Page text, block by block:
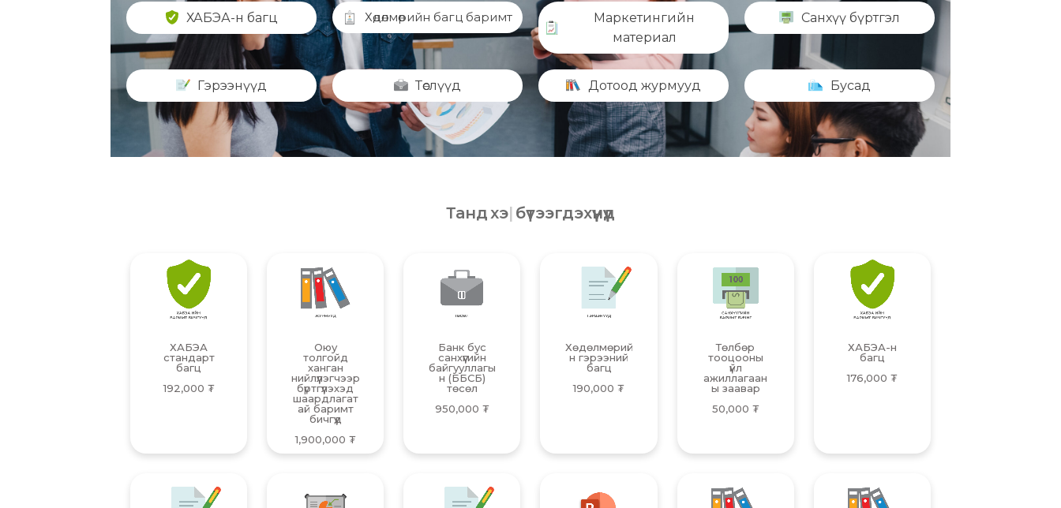
ХАБЭА-н багц Хөдөлмөрийн багц баримт
Маркетингийн
материал
Санхүү бүртгэл
Гэрээнүүд Төслүүд Дотоод журмууд Бусад
Тандхэрэгтэй бүтээгдэхүүнүүд
ХАБЭА
стандарт
багц
192,000 ₮
Оюу
толгойд
ханган
нийлүүлэгчээр
бүртгүүлэхэд
шаардлагат
ай баримт
бичгүүд
1,900,000 ₮
Банк бус
санхүүгийн
байгууллагы
н (ББСБ)
төсөл
950,000 ₮
Хөдөлмөрий
н гэрээний
багц
190,000₮
Төлбөр
тооцооны
үйл
ажиллагаан
ы заавар
50,000 ₮
ХАБЭА-н
багц
176,000 ₮